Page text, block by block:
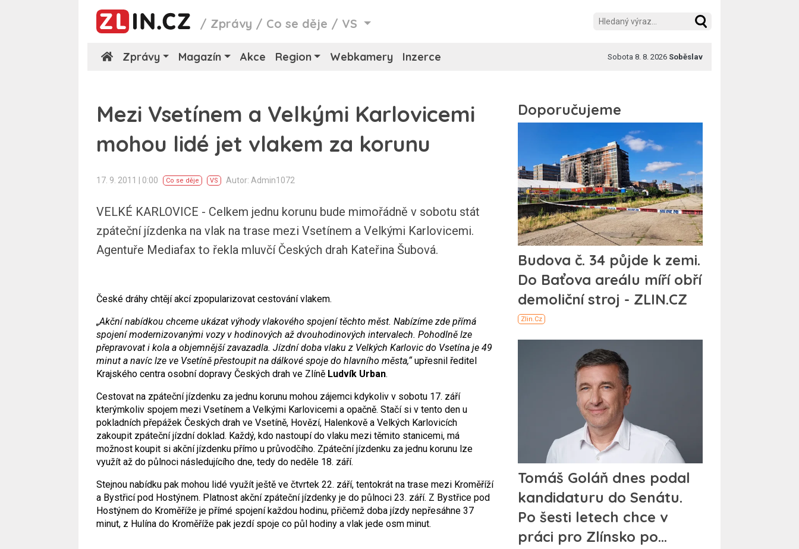
/ Zprávy / Co se děje / VS
Zprávy Magazín Akce Region Webkamery Inzerce Sobota 8. 8. 2026 Soběslav
Mezi Vsetínem a Velkými Karlovicemi
mohou lidé jet vlakem za korunu
17. 9. 2011 | 0:00 Co se děje VS Autor: Admin1072
VELKÉ KARLOVICE - Celkem jednu korunu bude mimořádně v sobotu stát
zpáteční jízdenka na vlak na trase mezi Vsetínem a Velkými Karlovicemi.
Agentuře Mediafax to řekla mluvčí Českých drah Kateřina Šubová.
České dráhy chtějí akcí zpopularizovat cestování vlakem.
„Akční nabídkou chceme ukázat výhody vlakového spojení těchto měst. Nabízíme zde přímá
spojení modernizovanými vozy v hodinových až dvouhodinových intervalech. Pohodlně lze
přepravovat i kola a objemnější zavazadla. Jízdní doba vlaku z Velkých Karlovic do Vsetína je 49
minut a navíc lze ve Vsetíně přestoupit na dálkové spoje do hlavního města,“upřesnil ředitel
Krajského centra osobní dopravy Českých drah ve Zlíně Ludvík Urban.
Cestovat na zpáteční jízdenku za jednu korunu mohou zájemci kdykoliv v sobotu 17. září
kterýmkoliv spojem mezi Vsetínem a Velkými Karlovicemi a opačně. Stačí si v tento den u
pokladních přepážek Českých drah ve Vsetíně, Hovězí, Halenkově a Velkých Karlovicích
zakoupit zpáteční jízdní doklad. Každý, kdo nastoupí do vlaku mezi těmito stanicemi, má
možnost koupit si akční jízdenku přímo u průvodčího. Zpáteční jízdenku za jednu korunu lze
využít až do půlnoci následujícího dne, tedy do neděle 18. září.
Stejnou nabídku pak mohou lidé využít ještě ve čtvrtek 22. září, tentokrát na trase mezi Kroměříží
a Bystřicí pod Hostýnem. Platnost akční zpáteční jízdenky je do půlnoci 23. září. Z Bystřice pod
Hostýnem do Kroměříže je přímé spojení každou hodinu, přičemž doba jízdy nepřesáhne 37
minut, z Hulína do Kroměříže pak jezdí spoje co půl hodiny a vlak jede osm minut.